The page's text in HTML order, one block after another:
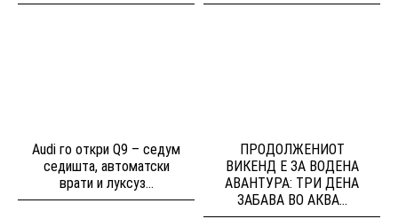
Audi го откри Q9 – седум
седишта, автоматски
врати и луксуз...
ПРОДОЛЖЕНИОТ
ВИКЕНД Е ЗА ВОДЕНА
АВАНТУРА: ТРИ ДЕНА
ЗАБАВА ВО АКВА...